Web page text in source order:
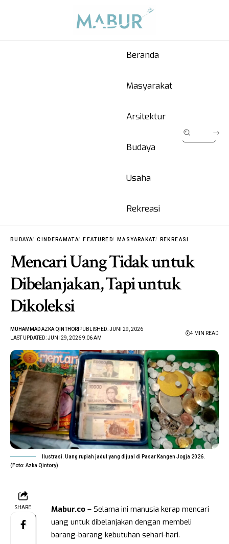
Beranda
Masyarakat
Arsitektur
Budaya
Usaha
Rekreasi
BUDAYA CINDERAMATA FEATURED MASYARAKAT REKREASI
Mencari Uang Tidak untuk
Dibelanjakan, Tapi untuk
Dikoleksi
LAST UPDATED: JUNI 29, 2026 9:06 AM
MUHAMMAD AZKA QINTHORI PUBLISHED: JUNI 29, 2026
4 MIN READ
Ilustrasi. Uang rupiah jadul yang dijual di Pasar Kangen Jogja 2026.
(Foto: Azka Qintory)
SHARE Mabur.co – Selama ini manusia kerap mencari
uang untuk dibelanjakan dengan membeli
barang-barang kebutuhan sehari-hari.